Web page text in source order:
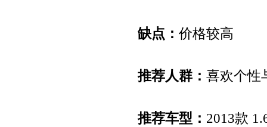
缺点： 价格较高
推荐人群： 喜欢个性
推荐车型： 2013款